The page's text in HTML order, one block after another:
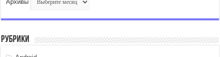
Архивы
Рубрики